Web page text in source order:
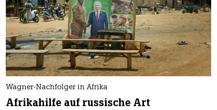
Wagner-Nachfolger in Afrika
Afrikahilfe auf russische Art